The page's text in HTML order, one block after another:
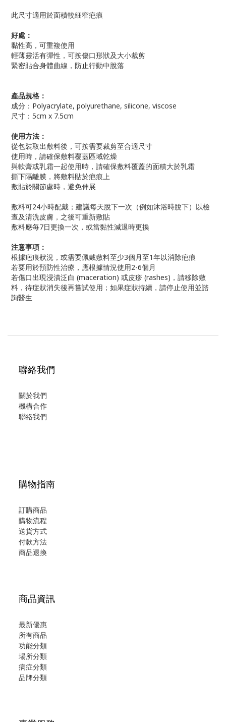
此尺寸適用於面積較細窄疤痕
好處：
黏性高，可重複使用
輕薄靈活有彈性，可按傷口形狀及大小裁剪
緊密貼合身體曲線，防止行動中脫落
產品規格：
成分：Polyacrylate, polyurethane, silicone, viscose
尺寸：5cm x 7.5cm
使用方法：
從包裝取出敷料後，可按需要裁剪至合適尺寸
使用時，請確保敷料覆蓋區域乾燥
與軟膏或乳霜一起使用時，請確保敷料覆蓋的面積大於乳霜
撕下隔離膜，將敷料貼於疤痕上
敷貼於關節處時，避免伸展
敷料可24小時配戴；建議每天脫下一次（例如沐浴時脫下）以檢
查及清洗皮膚，之後可重新敷貼
敷料應每7日更換一次，或當黏性減退時更換
注意事項：
根據疤痕狀況，或需要佩戴敷料至少3個月至1年以消除疤痕
若要用於預防性治療，應根據情況使用2-6個月
若傷口出現浸漬泛白 (maceration) 或皮疹 (rashes)，請移除敷
料，待症狀消失後再嘗試使用；如果症狀持續，請停止使用並諮
詢醫生
聯絡我們
關於我們
機構合作
聯絡我們
購物指南
訂購商品
購物流程
送貨方式
付款方法
商品退換
商品資訊
最新優惠
所有商品
功能分類
場所分類
病症分類
品牌分類